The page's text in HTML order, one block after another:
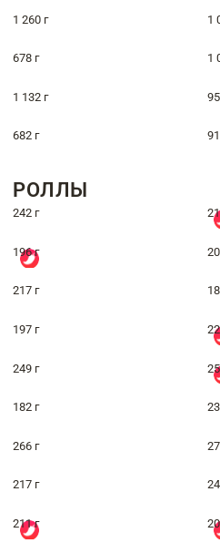
1 260 г 1
678 г 1
1 132 г
682 г
РОЛЛЫ
242 г
196 г
217 г
197 г
249 г
182 г
266 г
217 г
211 г